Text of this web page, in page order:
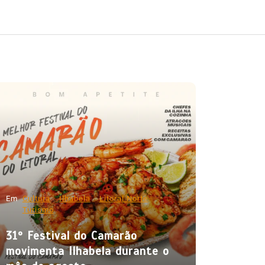
Em Cultura Ilhabela
Litoral Norte
Turismo
31º Festival do Camarão
movimenta Ilhabela durante o